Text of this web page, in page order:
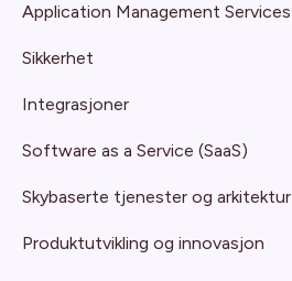
Application Management Services
Sikkerhet
Integrasjoner
Software as a Service (SaaS)
Skybaserte tjenester og arkitektur
Produktutvikling og innovasjon